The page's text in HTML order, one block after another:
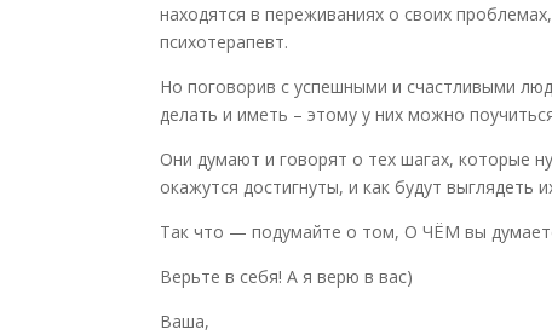
находятся в переживаниях о своих
психотерапевт.
Но поговорив с успешными и счастливыми
делать и иметь – этому у них можно
Они думают и говорят о тех шагах, которые
окажутся достигнуты, и как будут выглядеть
Так что — подумайте о том, О ЧЁМ вы
Верьте в себя! А я верю в вас)
Ваша,